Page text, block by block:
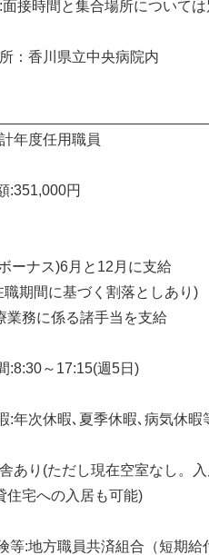
面接時間と集合場所について
：香川県立中央病院内
年度任用職員
:351,000円
ーナス)6月と12月に支給
職期間に基づく割落としあり)
業務に係る諸手当を支給
:8:30～17:15(週5日)
:年次休暇､夏季休暇､病気休暇
あり(ただし現在空室なし。
住宅への入居も可能)
等:地方職員共済組合（短期